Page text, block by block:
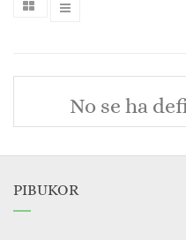
No se ha
PIBUKOR